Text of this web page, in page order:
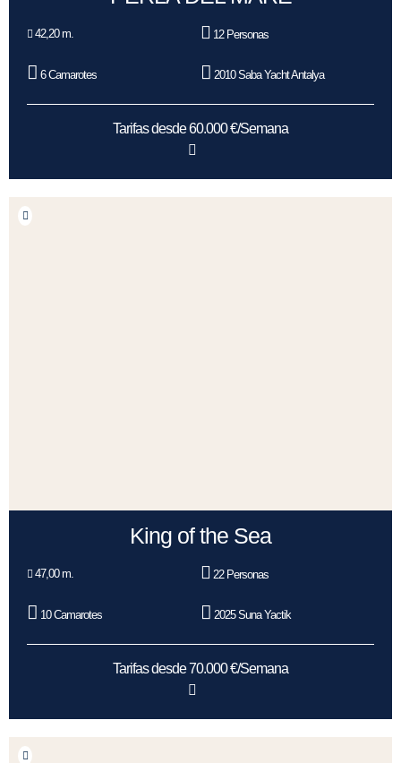
42,20 m. 12 Personas
6 Camarotes 2010 Saba Yacht Antalya
Tarifas desde 60.000 €/Semana
King of the Sea
47,00 m. 22 Personas
10 Camarotes 2025 Suna Yactik
Tarifas desde 70.000 €/Semana